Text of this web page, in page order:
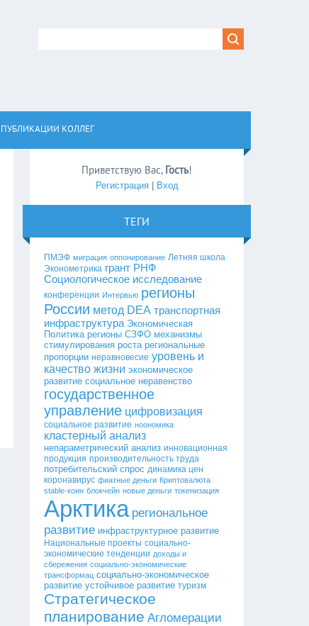
ПУБЛИКАЦИИ КОЛЛЕГ
Приветствую Вас, Гость!
Регистрация| Вход
ТЕГИ
ПМЭФ миграция оппонирование Летняя школа
Эконометрика грант РНФ
Социологическое исследование
конференции Интервью регионы
России метод DEA транспортная
инфраструктура Экономическая
Политика регионы СЗФО механизмы
стимулирования роста региональные
пропорции неравновесие уровень и
качество жизни экономическое
развитие социальное неравенство
государственное
управление цифровизация
социальное развитие ноономика
кластерный анализ
непараметрический анализ инновационная
продукция производительность труда
потребительский спрос динамика цен
коронавирус фиатные деньги Криптовалюта
stable-коин блокчейн новые деньги токенизация
Арктика региональное
развитие инфраструктурное развитие
Национальные проекты социально-
экономические тенденции доходы и
сбережения социально-экономические
трансформац социально-экономическое
развитие устойчивое развитие туризм
Стратегическое
планирование Агломерации